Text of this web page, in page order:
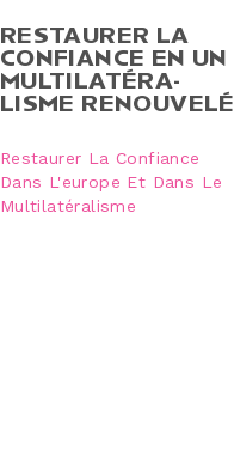
RESTAURER LA
CONFIANCE EN UN
MUL­TI­LA­TÉ­RA­
LISME RENOUVELÉ
Restaurer La Confiance
Dans L'europe Et Dans Le
Multilatéralisme